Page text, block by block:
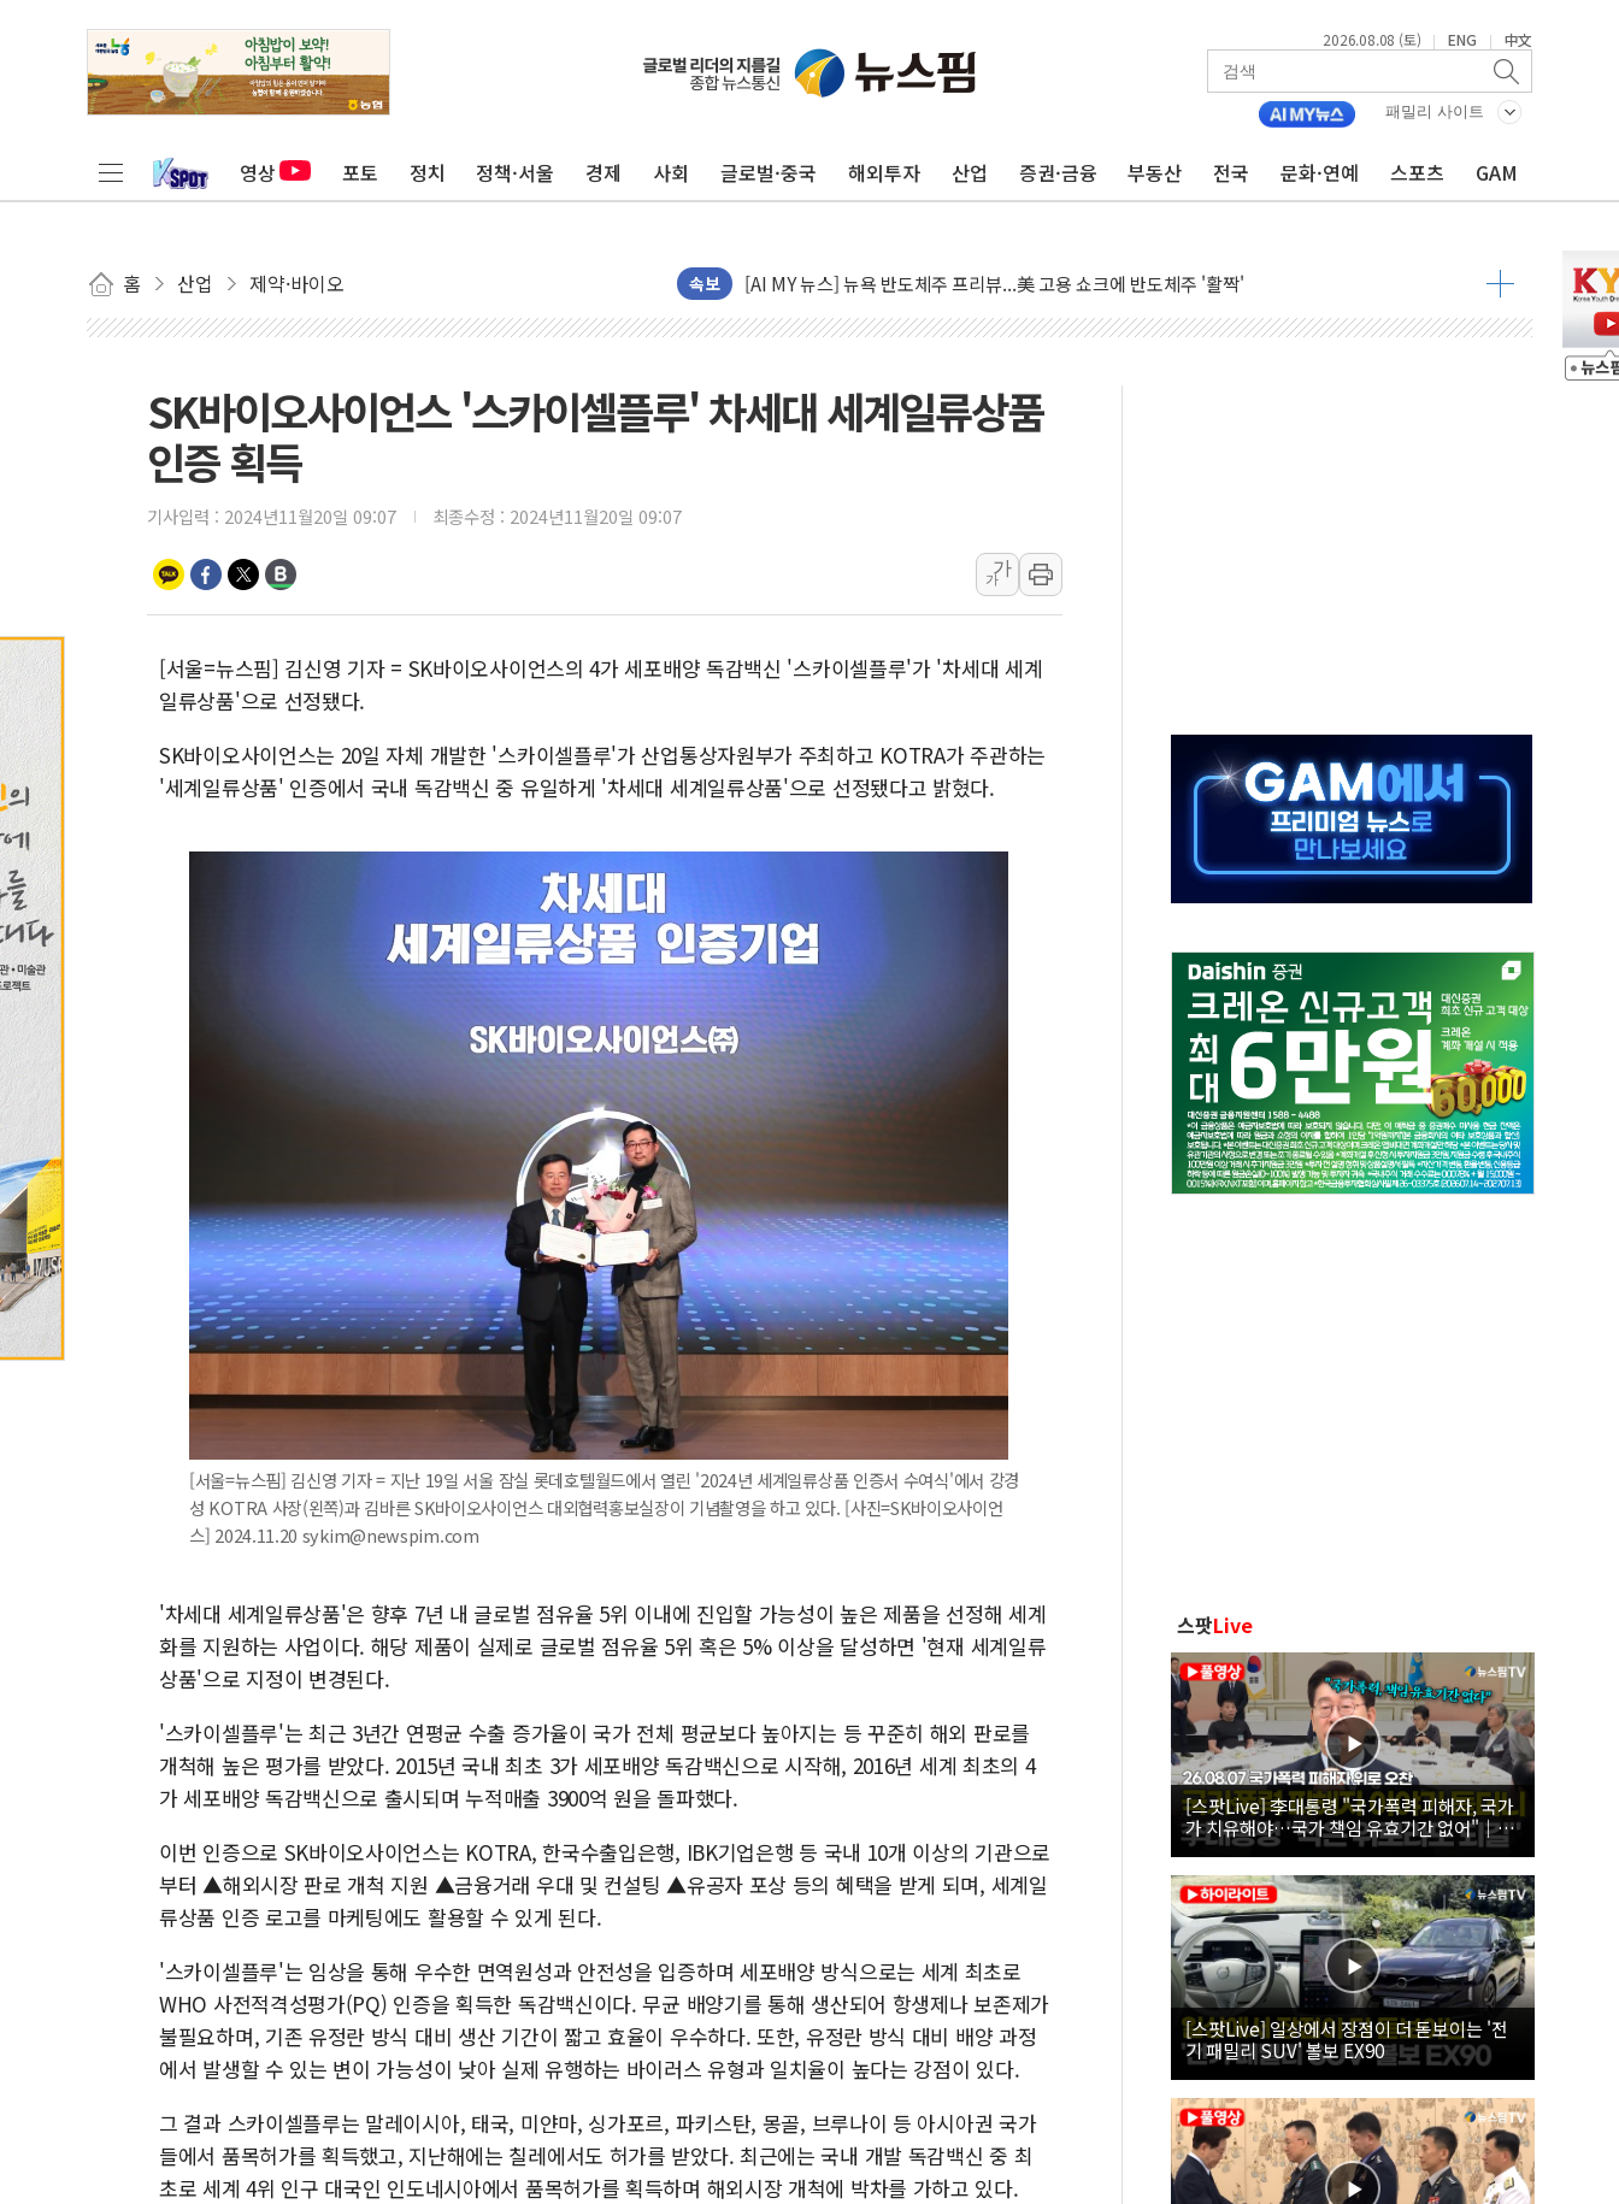
2026.08.08 (토) | ENG | 中文
패밀리 사이트
영상 포토 정치 정책·서울 경제 사회 글로벌·중국 해외투자 산업 증권·금융 부동산 전국 문화·연예 스포츠 GAM
홈 산업 제약·바이오 속보
[종합] 이슬람 수니파 3국, '공동방위협정' 체결… 이스라엘·이란 위협에 맞설 자체 억지력 강화
트럼프, 백신·자폐증 행정명령 검토…"이르면 다음 주"
이란 핵심 원유 수출항 '하르그섬', 최근 1주일 이상 '올스톱'… 美 해상봉쇄 영향
美 고용 쇼크에 엔화 장중 급등…시장은 "또 개입했나" 촉각
뉴욕증시 프리뷰, 美 고용 쇼크에 금리 인상 우려 후퇴…나스닥 선물 1%대 상승
[종합] 美 7월 고용 2만3000명 감소 '쇼크'…9월 금리 인상 기대 후퇴
뉴욕증시 개장 전 특징주...아틀라시안·클라우드플레어·태양광주↑ VS 트레이드데스크·웬디스↓
보훈부, 미 DPAA와 MOU… "6·25 미군 실종자 7359명 끝까지 찾겠다"
李 대통령, '6시간 마라톤 부동산 2차 회의' 주재… "전폭적 공급 확대·속도전 총력"
트럼프, 中 겨냥 폴리실리콘 관세 15% 부과…美 태양광주 급등
이란와이어 "이란 최고지도자 위독…곧 사망해도 놀랍지 않아"
[인도증시] 중동 불안 속 유가 상승에 소폭 하락...금융주 낙폭 커
SK바이오사이언스 '스카이셀플루' 차세대 세계일류상품
인증 획득
기사입력 : 2024년11월20일 09:07 최종수정 : 2024년11월20일 09:07
가
가
[서울=뉴스핌] 김신영 기자 = SK바이오사이언스의 4가 세포배양 독감백신 '스카이셀플루'가 '차세대 세계
일류상품'으로 선정됐다.
SK바이오사이언스는 20일 자체 개발한 '스카이셀플루'가 산업통상자원부가 주최하고 KOTRA가 주관하는
'세계일류상품' 인증에서 국내 독감백신 중 유일하게 '차세대 세계일류상품'으로 선정됐다고 밝혔다.
[서울=뉴스핌] 김신영 기자 = 지난 19일 서울 잠실 롯데호텔월드에서 열린 '2024년 세계일류상품 인증서 수여식'에서 강경
성 KOTRA 사장(왼쪽)과 김바른 SK바이오사이언스 대외협력홍보실장이 기념촬영을 하고 있다. [사진=SK바이오사이언
스] 2024.11.20 sykim@newspim.com
'차세대 세계일류상품'은 향후 7년 내 글로벌 점유율 5위 이내에 진입할 가능성이 높은 제품을 선정해 세계
화를 지원하는 사업이다. 해당 제품이 실제로 글로벌 점유율 5위 혹은 5% 이상을 달성하면 '현재 세계일류
상품'으로 지정이 변경된다.
'스카이셀플루'는 최근 3년간 연평균 수출 증가율이 국가 전체 평균보다 높아지는 등 꾸준히 해외 판로를
개척해 높은 평가를 받았다. 2015년 국내 최초 3가 세포배양 독감백신으로 시작해, 2016년 세계 최초의 4
가 세포배양 독감백신으로 출시되며 누적매출 3900억 원을 돌파했다.
이번 인증으로 SK바이오사이언스는 KOTRA, 한국수출입은행, IBK기업은행 등 국내 10개 이상의 기관으로
부터 ▲해외시장 판로 개척 지원 ▲금융거래 우대 및 컨설팅 ▲유공자 포상 등의 혜택을 받게 되며, 세계일
류상품 인증 로고를 마케팅에도 활용할 수 있게 된다.
'스카이셀플루'는 임상을 통해 우수한 면역원성과 안전성을 입증하며 세포배양 방식으로는 세계 최초로
WHO 사전적격성평가(PQ) 인증을 획득한 독감백신이다. 무균 배양기를 통해 생산되어 항생제나 보존제가
불필요하며, 기존 유정란 방식 대비 생산 기간이 짧고 효율이 우수하다. 또한, 유정란 방식 대비 배양 과정
에서 발생할 수 있는 변이 가능성이 낮아 실제 유행하는 바이러스 유형과 일치율이 높다는 강점이 있다.
그 결과 스카이셀플루는 말레이시아, 태국, 미얀마, 싱가포르, 파키스탄, 몽골, 브루나이 등 아시아권 국가
들에서 품목허가를 획득했고, 지난해에는 칠레에서도 허가를 받았다. 최근에는 국내 개발 독감백신 중 최
초로 세계 4위 인구 대국인 인도네시아에서 품목허가를 획득하며 해외시장 개척에 박차를 가하고 있다.
스팟Live
[스팟Live] 李대통령 "국가폭력 피해자, 국가
가 치유해야…국가 책임 유효기간 없어"｜
26.08.07 국가폭력 피해자 위로 오찬
[스팟Live] 일상에서 장점이 더 돋보이는 '전
기 패밀리 SUV' 볼보 EX90